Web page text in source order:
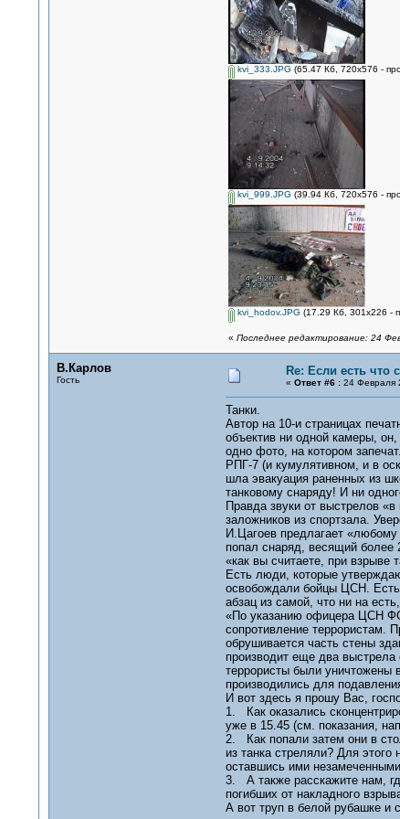
kvi_333.JPG (65.47 Кб, 720x576 -
kvi_999.JPG (39.94 Кб, 720x576 -
kvi_hodov.JPG (17.29 Кб, 301x226 -
« Последнее редактирование: 24
В.Карлов
Гость
Re: Если есть что
« Ответ #6 :24 Февраля
Танки.
Автор на 10-и страницах
объектив ни одной камеры,
одно фото, на котором
РПГ-7 (и кумулятивном, и в
шла эвакуация раненных из
танковому снаряду! И ни
Правда звуки от выстрелов
заложников из спортзала.
И.Цагоев предлагает
попал снаряд, весящий более
«как вы считаете, при взрыве
Есть люди, которые
освобождали бойцы ЦСН. Есть
абзац из самой, что ни на
«По указанию офицера ЦСН
сопротивление террористам.
обрушивается часть стены
производит еще два
террористы были уничтожены
производились для
И вот здесь я прошу Вас,
1. Как оказались
уже в 15.45 (см. показания,
2. Как попали затем они в
из танка стреляли? Для
оставшись ими
3. А также расскажите нам,
погибших от накладного
А вот труп в белой рубашке